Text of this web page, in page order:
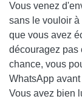
Vous venez
sans le vouloir
que vous avez
découragez pas
chance, vous
WhatsApp
Vous avez bien